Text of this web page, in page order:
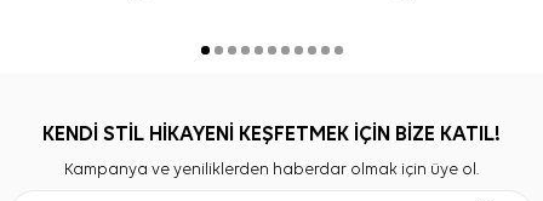
KENDİ STİL HİKAYENİ KEŞFETMEK İÇİN BİZE KATIL!
Kampanya ve yeniliklerden haberdar olmak için üye ol.